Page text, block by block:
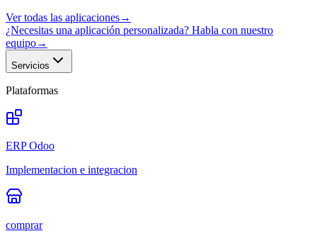
Ver todas las aplicaciones→
¿Necesitas una aplicación personalizada? Habla con nuestro
equipo→
Servicios
Plataformas
ERP Odoo
Implementacion e integracion
comprar